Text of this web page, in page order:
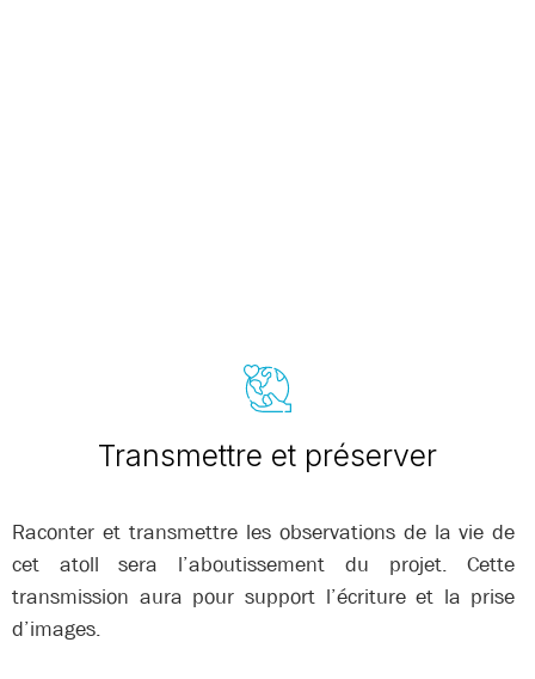
Transmettre et préserver
Raconter et transmettre les observations de la vie de
cet atoll sera l’aboutissement du projet. Cette
transmission aura pour support l’écriture et la prise
d’images.